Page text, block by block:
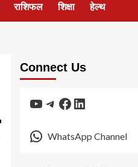
राशिफल शिक्षा हेल्थ
Connect Us
YouTube
Telegram
Facebook
LinkedIn
WhatsApp Channel